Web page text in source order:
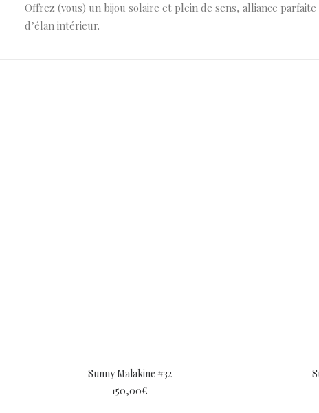
Offrez (vous) un bijou solaire et plein de sens, alliance
d’élan intérieur.
Sunny Malakine #32
150,00€